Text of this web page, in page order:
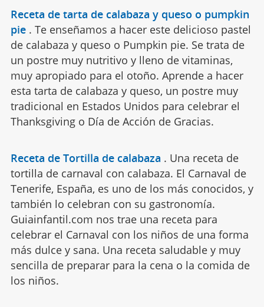
Receta de tarta de calabaza y queso o pumpkin
pie . Te enseñamos a hacer este delicioso pastel
de calabaza y queso o Pumpkin pie. Se trata de
un postre muy nutritivo y lleno de vitaminas,
muy apropiado para el otoño. Aprende a hacer
esta tarta de calabaza y queso, un postre muy
tradicional en Estados Unidos para celebrar el
Thanksgiving o Día de Acción de Gracias.
Receta de Tortilla de calabaza . Una receta de
tortilla de carnaval con calabaza. El Carnaval de
Tenerife, España, es uno de los más conocidos, y
también lo celebran con su gastronomía.
Guiainfantil.com nos trae una receta para
celebrar el Carnaval con los niños de una forma
más dulce y sana. Una receta saludable y muy
sencilla de preparar para la cena o la comida de
los niños.